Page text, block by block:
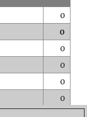
0
0
0
0
0
0